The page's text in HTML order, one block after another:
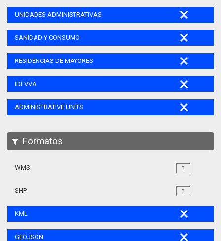
UNIDADES ADMINISTRATIVAS
SANIDAD Y CONSUMO
RESIDENCIAS DE MAYORES
IDEVVA
ADMINISTRATIVE UNITS
Formatos
1
WMS
1
SHP
KML
GEOJSON